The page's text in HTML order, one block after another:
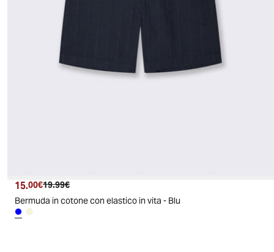
Prezzo attuale
15.00€ Prezzo originale
19.99€
Bermuda in cotone con elastico in vita - Blu